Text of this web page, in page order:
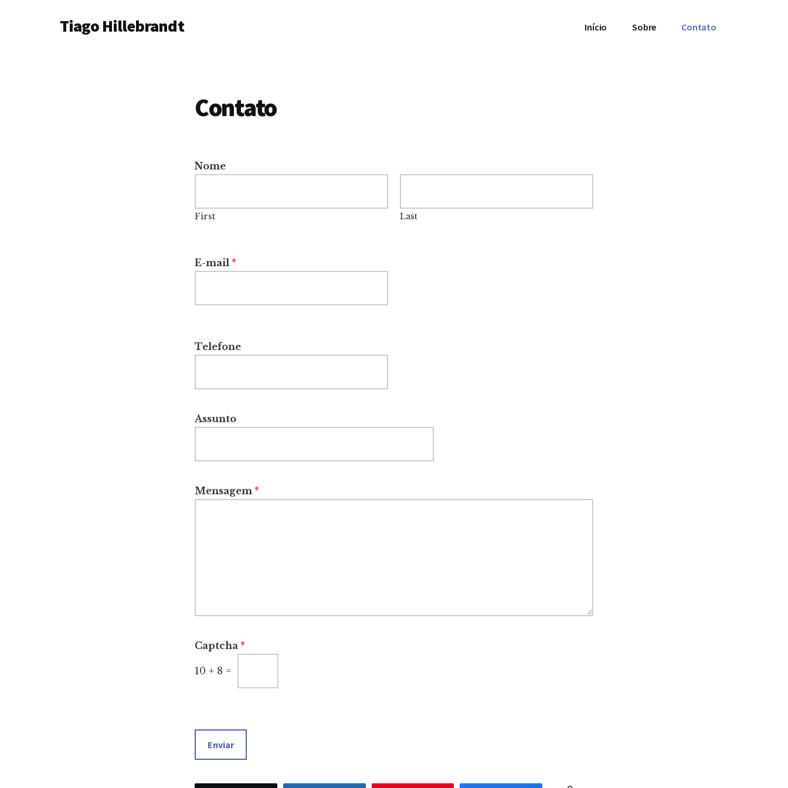
Additional
Tiago Hillebrandt Início Sobre Contato
Contato
Nome
First Last
E-mail *
Telefone
Assunto
Mensagem *
Captcha *
10 + 8 =
Enviar